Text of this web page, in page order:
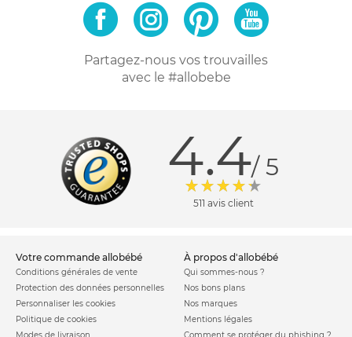
Partagez-nous vos trouvailles
avec le #allobebe
4.4/ 5
511 avis client
votre commande allobébé
Conditions générales de vente
Protection des données personnelles
Personnaliser les cookies
Politique de cookies
à propos d'allobébé
Qui sommes-nous ?
Nos bons plans
Nos marques
Mentions légales